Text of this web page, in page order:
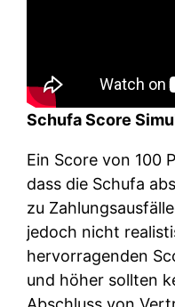
Schufa Score
Ein Score von 100
dass die Schufa
zu
jedoch nicht
hervorragenden
und höher sollten